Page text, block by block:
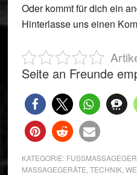
Oder kommt für dich ein
Hinterlasse uns einen
Seite an Freunde
KATEGORIE:
MASSAGEGERÄTE TECHNIK,